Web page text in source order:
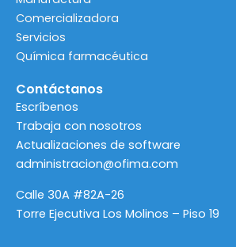
Comercializadora
Servicios
Química farmacéutica
Contáctanos
Escríbenos
Trabaja con nosotros
Actualizaciones de software
administracion@ofima.com
Calle 30A #82A-26
Torre Ejecutiva Los Molinos – Piso 19